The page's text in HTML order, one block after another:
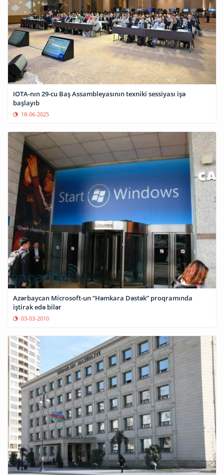
IOTA-nın 29-cu Baş Assambleyasının texniki sessiyası işə
başlayıb
18-06-2025
Azərbaycan Microsoft-un “Həmkara Dəstək” proqramında
iştirak edə bilər
03-03-2010